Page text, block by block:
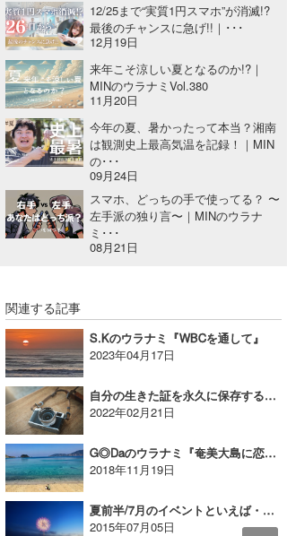
12/25まで“実質1円スマホ”が消滅!?
最後のチャンスに急げ!!｜･･･
12月19日
来年こそ涼しい夏となるのか!?｜
MINのウラナミVol.380
11月20日
今年の夏、暑かったって本当？湘南
は観測史上最高気温を記録！｜MIN
の･･･
09月24日
スマホ、どっちの手で使ってる？ 〜
左手派の独り言〜｜MINのウラナ
ミ･･･
08月21日
関連する記事
S.Kのウラナミ『WBCを通して』
2023年04月17日
自分の生きた証を永久に保存する方法と、その先の世界｜MINのウラナミVol.356
2022年02月21日
G◎Daのウラナミ『奄美大島に恋をしてから早5年』
2018年11月19日
夏前半/7月のイベントといえば・・・「日本と世界」｜banpakuのウラナミ
2015年07月05日